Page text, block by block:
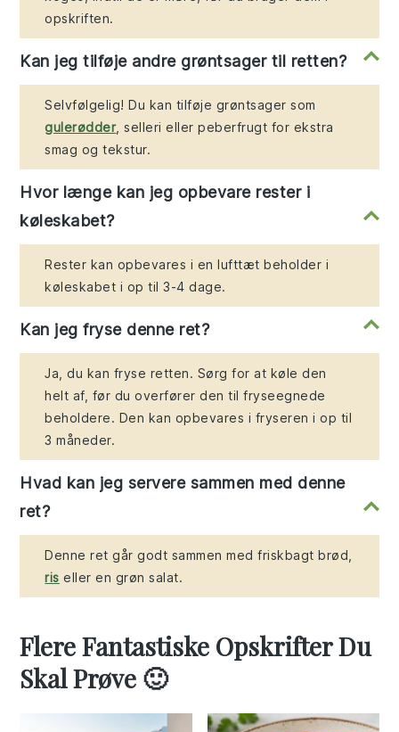
opskriften.
Kan jeg tilføje andre grøntsager til retten?
Selvfølgelig! Du kan tilføje grøntsager som
gulerødder, selleri eller peberfrugt for ekstra
smag og tekstur.
Hvor længe kan jeg opbevare rester i
køleskabet?
Rester kan opbevares i en lufttæt beholder i
køleskabet i op til 3-4 dage.
Kan jeg fryse denne ret?
Ja, du kan fryse retten. Sørg for at køle den
helt af, før du overfører den til fryseegnede
beholdere. Den kan opbevares i fryseren i op til
3 måneder.
Hvad kan jeg servere sammen med denne
ret?
Denne ret går godt sammen med friskbagt brød,
ris eller en grøn salat.
Flere Fantastiske Opskrifter Du
Skal Prøve 🙂